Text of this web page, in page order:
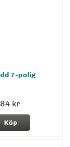
7-polig
84 kr
Köp